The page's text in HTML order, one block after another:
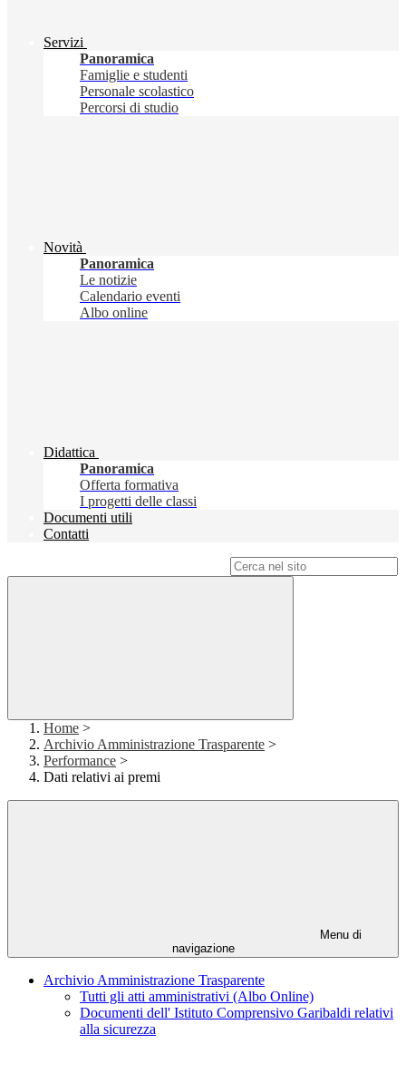
Servizi
Panoramica
Famiglie e studenti
Personale scolastico
Percorsi di studio
Novità
Panoramica
Le notizie
Calendario eventi
Albo online
Didattica
Panoramica
Offerta formativa
I progetti delle classi
Documenti utili
Contatti
Home >
Archivio Amministrazione Trasparente >
Performance >
Dati relativi ai premi
Menu di
navigazione
Archivio Amministrazione Trasparente
Tutti gli atti amministrativi (Albo Online)
Documenti dell' Istituto Comprensivo Garibaldi relativi
alla sicurezza